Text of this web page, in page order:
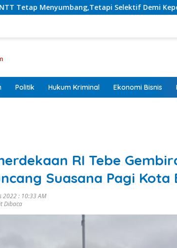
Selektif Demi Kepentingan Masyarakat
Politik Hukum Kriminal Ekonomi Bisnis
RI Tebe
Suasana Pagi Kota
2022 : 10:33 AM
Dibaca